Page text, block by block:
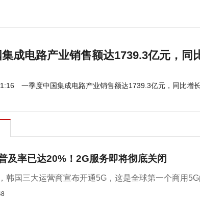
成电路产业销售额达1739.3亿元，同
一季度中国集成电路产业销售额达1739.3亿元，同比增
及率已达20%！2G服务即将彻底关闭
韩国三大运营商宣布开通5G，这是全球第一个商用